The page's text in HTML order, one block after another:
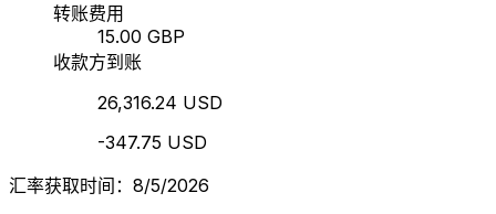
转账费用
15.00 GBP
收款方到账
26,316.24 USD
-347.75 USD
汇率获取时间：8/5/2026